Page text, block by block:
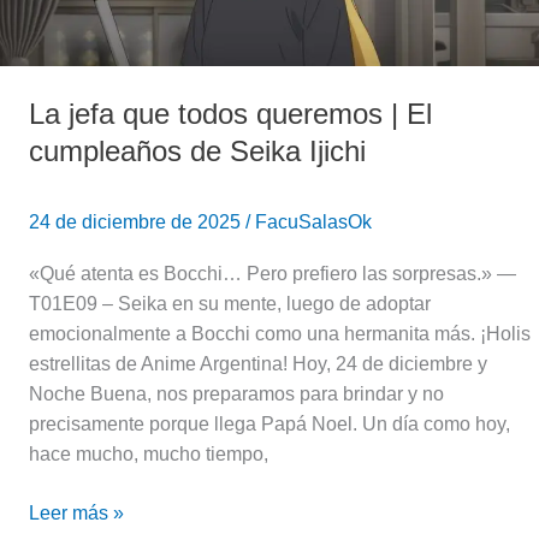
La jefa que todos queremos | El
cumpleaños de Seika Ijichi
24 de diciembre de 2025 / FacuSalasOk
«Qué atenta es Bocchi… Pero prefiero las sorpresas.» —
T01E09 – Seika en su mente, luego de adoptar
emocionalmente a Bocchi como una hermanita más. ¡Holis
estrellitas de Anime Argentina! Hoy, 24 de diciembre y
Noche Buena, nos preparamos para brindar y no
precisamente porque llega Papá Noel. Un día como hoy,
hace mucho, mucho tiempo,
de
Seika
Leer más »